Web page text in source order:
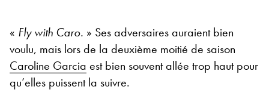
« Fly with Caro. » Ses adversaires auraient bien
voulu, mais lors de la deuxième moitié de saison
Caroline Garcia est bien souvent allée trop haut pour
qu’elles puissent la suivre.